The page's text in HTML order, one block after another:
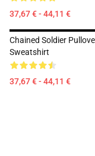
37,67 € - 44,11 €
Chained Soldier
Sweatshirt
37,67 € - 44,11 €